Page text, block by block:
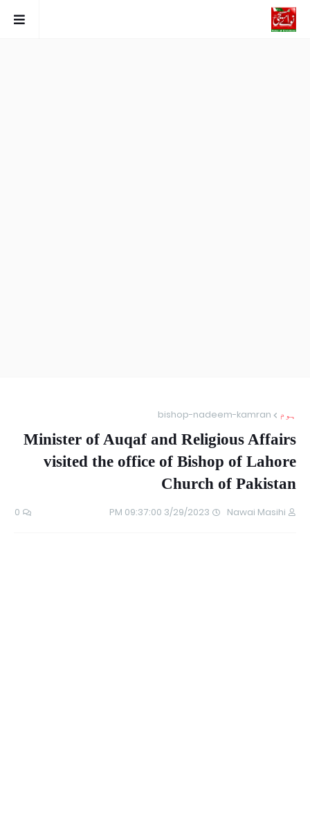
ہوم bishop-nadeem-kamran
Minister of Auqaf and Religious Affairs
visited the office of Bishop of Lahore
Church of Pakistan
Nawai Masihi
3/29/2023 09:37:00 PM
0